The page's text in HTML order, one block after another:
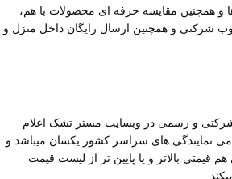
و همچنین مقایسه حرفه ای محصولات با هم،
شرکتی و همچنین ارسال رایگان داخل منزل و
و رسمی در وبسایت مستر تشک اعلام
نمایندگی های سراسر کشور یکسان میباشد و
مستر تشک 1 ريال هم قیمتی بالاتر و یا پایین تر از لیست قیمت